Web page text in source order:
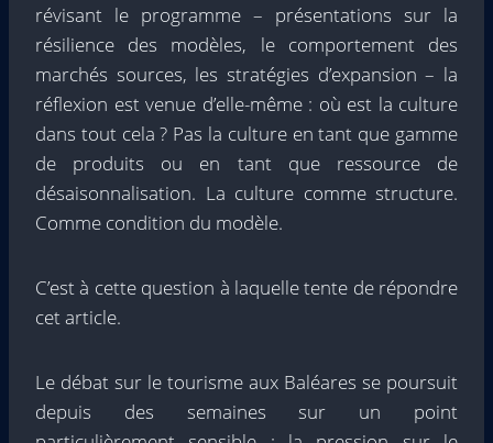
révisant le programme – présentations sur la
résilience des modèles, le comportement des
marchés sources, les stratégies d’expansion – la
réflexion est venue d’elle-même : où est la culture
dans tout cela ? Pas la culture en tant que gamme
de produits ou en tant que ressource de
désaisonnalisation. La culture comme structure.
Comme condition du modèle.
C’est à cette question à laquelle tente de répondre
cet article.
Le débat sur le tourisme aux Baléares se poursuit
depuis des semaines sur un point